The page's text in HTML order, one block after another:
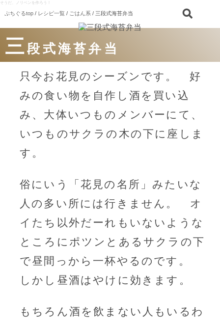
そうだ、ノリベンを作ろう！
ぷちぐるtop/ レシピ一覧/ ごはん系 / 三段式海苔弁当
三段式海苔弁当
只今お花見のシーズンです。 好
みの食い物を自作し酒を買い込
み、大体いつものメンバーにて、
いつものサクラの木の下に座しま
す。
俗にいう「花見の名所」みたいな
人の多い所には行きません。 オ
イたち以外だーれもいないような
ところにポツンとあるサクラの下
で昼間っから一杯やるのです。
しかし昼酒はやけに効きます。
もちろん酒を飲まない人もいるわ